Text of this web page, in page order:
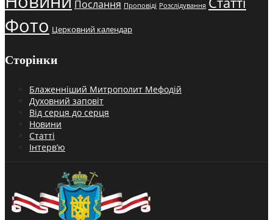
Послання Проповіді Розслідування
Фото Церковний календар
Сторінки
Блаженніший Митрополит Мефодій
Духовний заповіт
Від серця до серця
Новини
Статті
Інтерв’ю